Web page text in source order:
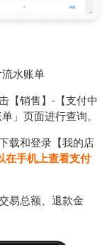
水账单
【销售】-【支付中
」页面进行查询。
载和登录【我的店
在手机上查看支付
易总额、退款金